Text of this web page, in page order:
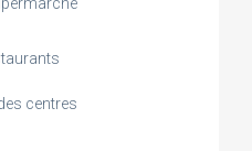
centres